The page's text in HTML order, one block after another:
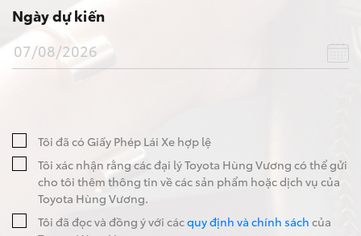
Ngày dự kiến
Tôi đã có Giấy Phép Lái Xe hợp lệ
Tôi xác nhận rằng các đại lý Toyota Hùng Vương có thể gửi
cho tôi thêm thông tin về các sản phẩm hoặc dịch vụ của
Toyota Hùng Vương.
Tôi đã đọc và đồng ý với cácquy định và chính sách của